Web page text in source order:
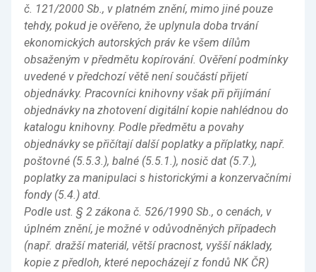
č. 121/2000 Sb., v platném znění, mimo jiné pouze
tehdy, pokud je ověřeno, že uplynula doba trvání
ekonomických autorských práv ke všem dílům
obsaženým v předmětu kopírování. Ověření podmínky
uvedené v předchozí větě není součástí přijetí
objednávky. Pracovníci knihovny však při přijímání
objednávky na zhotovení digitální kopie nahlédnou do
katalogu knihovny. Podle předmětu a povahy
objednávky se přičítají další poplatky a příplatky, např.
poštovné (5.5.3.), balné (5.5.1.), nosič dat (5.7.),
poplatky za manipulaci s historickými a konzervačními
fondy (5.4.) atd.
Podle ust. § 2 zákona č. 526/1990 Sb., o cenách, v
úplném znění, je možné v odůvodněných případech
(např. dražší materiál, větší pracnost, vyšší náklady,
kopie z předloh, které nepocházejí z fondů NK ČR)